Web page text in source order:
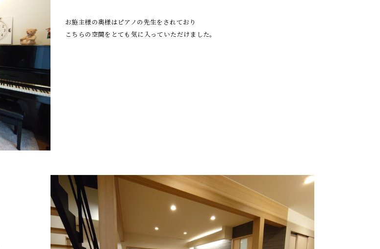
お施主様の奥様はピアノの先生をされており
こちらの空間をとても気に入っていただけました。